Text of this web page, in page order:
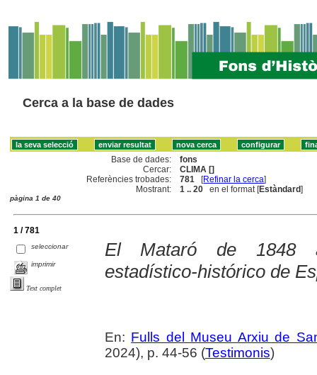
Cerca a la base de dades
Base de dades:
fons
Cercar:
CLIMA []
Referències trobades:
781 [Refinar la cerca]
Mostrant:
1 .. 20 en el format [Estàndard]
pàgina 1 de 40
1 / 781
seleccionar
imprimir
Text complet
El Mataró de 1848
estadístico-histórico de
En: Fulls del Museu Arxiu de
2024), p. 44-56 (Testimonis)